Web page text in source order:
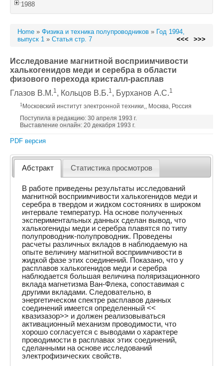
1988
Home » Физика и техника полупроводников » Год 1994,
выпуск 1 » Статья стр. 7 <<< >>>
Исследование магнитной восприимчивости
халькогенидов меди и серебра в области
физового перехода кристалл-расплав
Глазов В.М.1, Кольцов В.Б.1, Бурханов А.С.1
1 Московский институт электронной техники,, Москва, Россия
Поступила в редакцию: 30 апреля 1993 г.
Выставление онлайн: 20 декабря 1993 г.
PDF версия
Абстракт Статистика просмотров
В работе приведены результаты исследований
магнитной восприимчивости халькогенидов меди и
серебра в твердом и жидком состояниях в широком
интервале температур. На основе полученных
экспериментальных данных сделан вывод, что
халькогениды меди и серебра плавятся по типу
полупроводник-полупроводник. Проведены
расчеты различных вкладов в наблюдаемую на
опыте величину магнитной восприимчивости в
жидкой фазе этих соединений. Показано, что у
расплавов халькогенидов меди и серебра
наблюдается большая величина поляризационного
вклада магнетизма Ван-Флека, сопоставимая с
другими вкладами. Следовательно, в
энергетическом спектре расплавов данных
соединений имеется определенный <<
квазизазор>> и должен реализовываться
активационный механизм проводимости, что
хорошо согласуется с выводами о характере
проводимости в расплавах этих соединений,
сделанными на основе исследований
электрофизических свойств.